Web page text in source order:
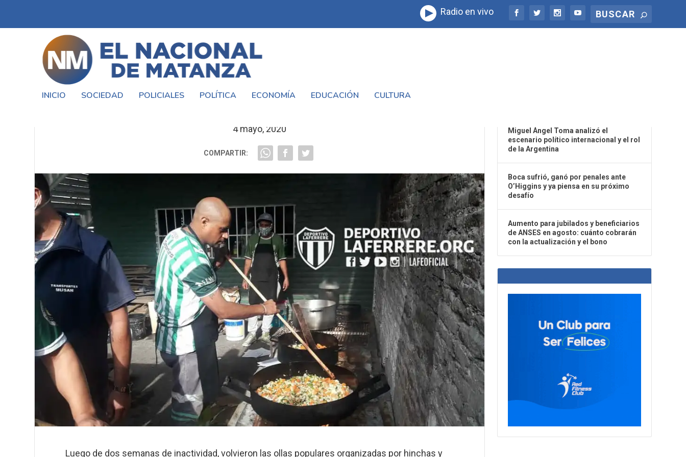
Radio en vivo
INICIO SOCIEDAD POLICIALES POLÍTICA ECONOMÍA EDUCACIÓN CULTURA
4 mayo, 2020
COMPARTIR:
Luego de dos semanas de inactividad, volvieron las ollas populares organizadas por hinchas y
Miguel Ángel Toma analizó el
escenario político internacional y el rol
de la Argentina
Boca sufrió, ganó por penales ante
O’Higgins y ya piensa en su próximo
desafío
Aumento para jubilados y beneficiarios
de ANSES en agosto: cuánto cobrarán
con la actualización y el bono